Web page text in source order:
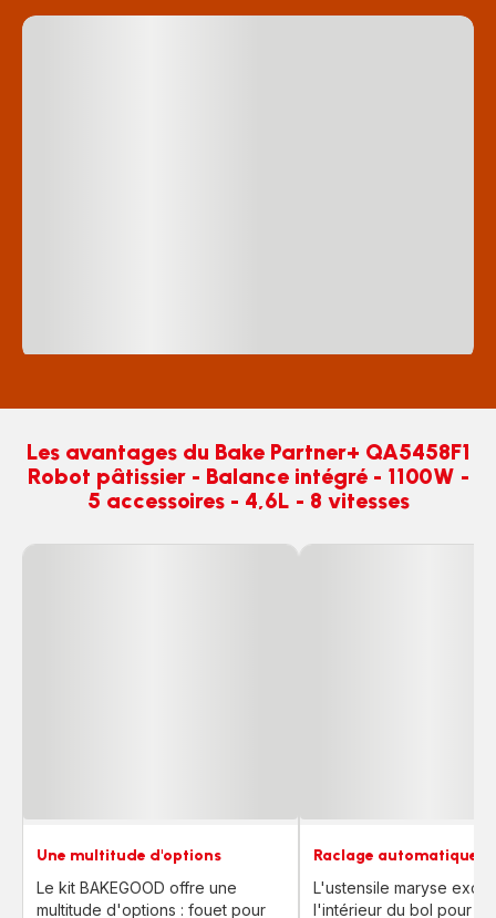
Les avantages du Bake Partner+ QA5458F1
Robot pâtissier - Balance intégré - 1100W -
5 accessoires - 4,6L - 8 vitesses
Une multitude d'options
Le kit BAKEGOOD offre une
multitude d'options : fouet pour
Raclage automatique
L'ustensile maryse
l'intérieur du bol pour